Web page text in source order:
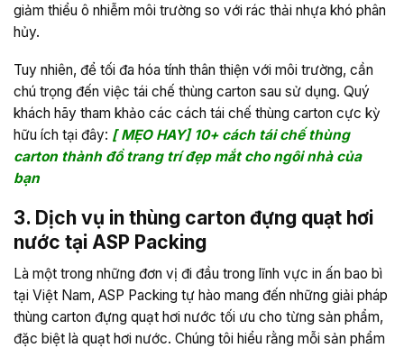
giảm thiểu ô nhiễm môi trường so với rác thải nhựa khó phân
hủy.
Tuy nhiên, để tối đa hóa tính thân thiện với môi trường, cần
chú trọng đến việc tái chế thùng carton sau sử dụng. Quý
khách hãy tham khảo các cách tái chế thùng carton cực kỳ
hữu ích tại đây: [ MẸO HAY] 10+ cách tái chế thùng
carton thành đồ trang trí đẹp mắt cho ngôi nhà của
bạn
3. Dịch vụ in thùng carton đựng quạt hơi
nước tại ASP Packing
Là một trong những đơn vị đi đầu trong lĩnh vực in ấn bao bì
tại Việt Nam, ASP Packing tự hào mang đến những giải pháp
thùng carton đựng quạt hơi nước tối ưu cho từng sản phẩm,
đặc biệt là quạt hơi nước. Chúng tôi hiểu rằng mỗi sản phẩm